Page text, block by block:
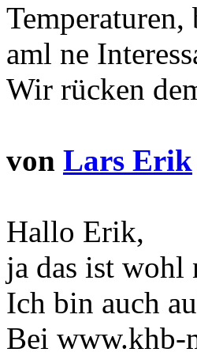
aml ne
Wir rücken
von Lars Erik
Hallo Erik,
ja das ist wohl
Ich bin auch
Bei www.khb-